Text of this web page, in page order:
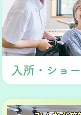
入所・ショ